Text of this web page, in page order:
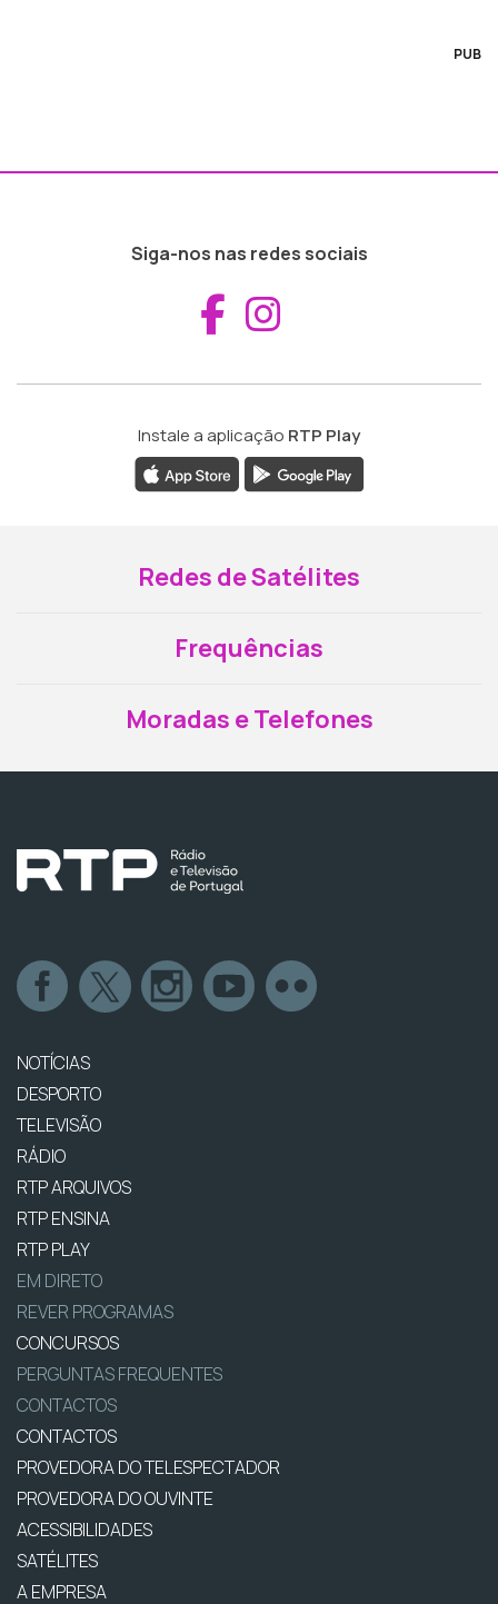
PUB
Siga-nos nas redes sociais
Aceder ao
Instale a aplicação RTP Play
Redes de Satélites
Frequências
Moradas e Telefones
NOTÍCIAS
DESPORTO
TELEVISÃO
RÁDIO
RTP ARQUIVOS
RTP ENSINA
RTP PLAY
EM DIRETO
REVER PROGRAMAS
CONCURSOS
PERGUNTAS FREQUENTES
CONTACTOS
CONTACTOS
PROVEDORA DO TELESPECTADOR
PROVEDORA DO OUVINTE
ACESSIBILIDADES
SATÉLITES
A EMPRESA